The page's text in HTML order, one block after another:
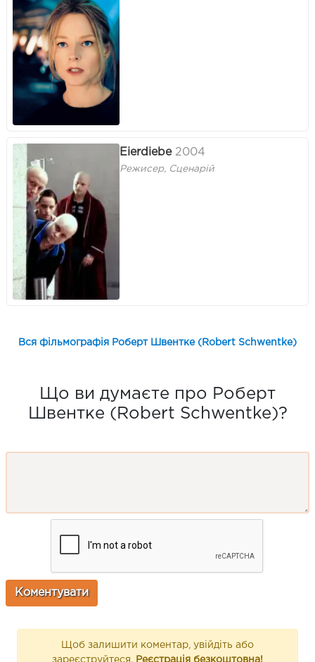
Eierdiebe 2004
Режисер, Сценарій
Вся фільмографія Роберт Швентке (Robert Schwentke)
Що ви думаєте про Роберт
Швентке (Robert Schwentke)?
Щоб залишити коментар, увійдіть або
зареєструйтеся. Реєстрація безкоштовна!